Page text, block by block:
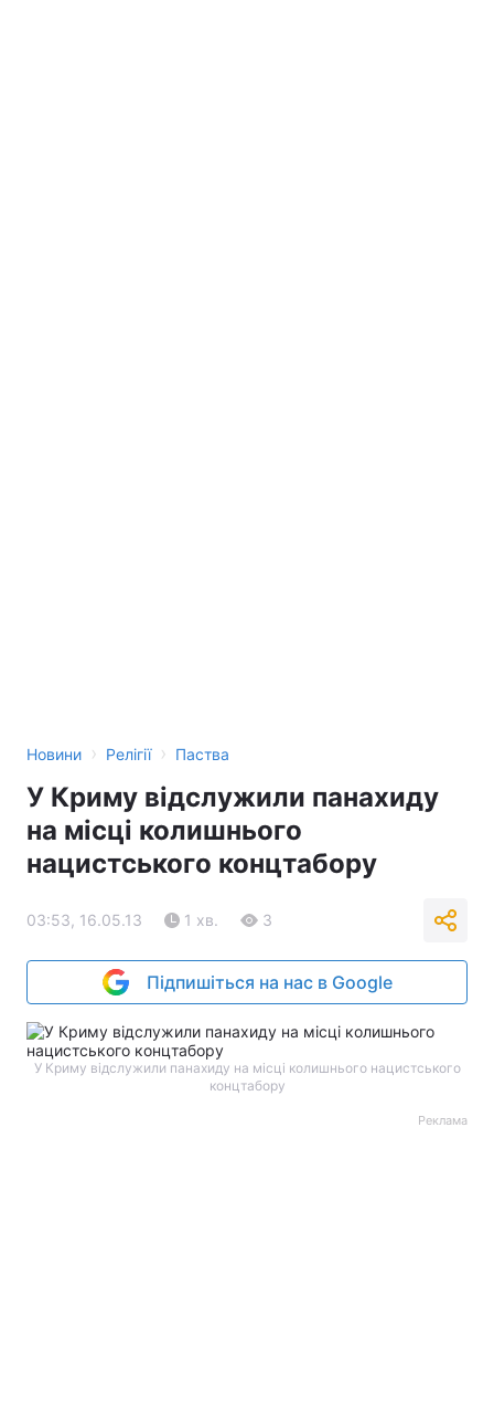
Новини › Релігії › Паства
У Криму відслужили панахиду
на місці колишнього
нацистського концтабору
03:53, 16.05.13 1 хв. 3
Підпишіться на нас в Google
У Криму відслужили панахиду на місці колишнього нацистського
концтабору
Реклама